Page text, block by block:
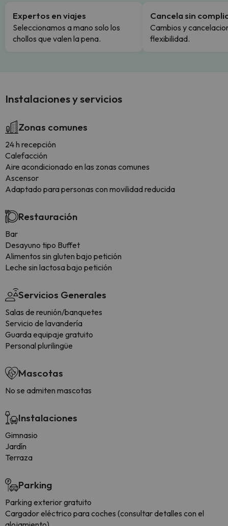
Expertos en viajes
Seleccionamos a mano solo los
chollos que valen la pena.
Cancela sin
Cambios y
flexibilidad.
Instalaciones y servicios
Zonas comunes
24 h recepción
Calefacción
Aire acondicionado en las zonas comunes
Ascensor
Adaptado para personas con movilidad reducida
Restauración
Bar
Desayuno tipo Buffet
Alimentos sin gluten bajo petición
Leche sin lactosa bajo petición
Servicios Generales
Salas de reunión/banquetes
Servicio de lavandería
Guarda equipaje gratuito
Personal plurilingüe
Mascotas
No se admiten mascotas
Instalaciones
Gimnasio
Jardín
Terraza
Parking
Parking exterior gratuito
Cargador eléctrico para coches (consultar detalles con el